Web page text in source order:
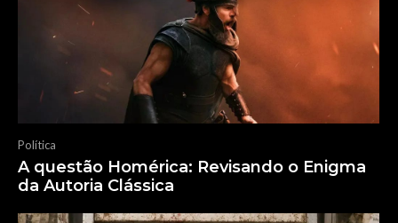
Política
A questão Homérica: Revisando o Enigma
da Autoria Clássica